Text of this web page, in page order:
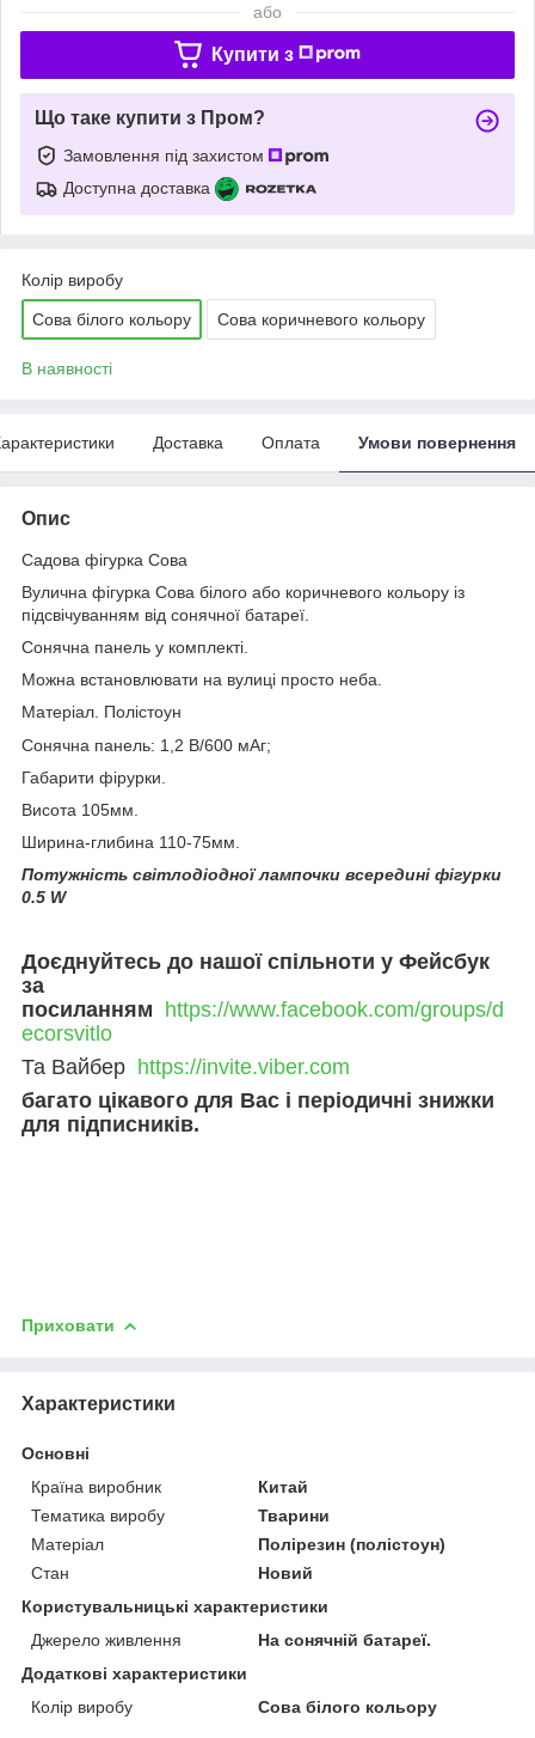
або
Купити з
Що таке купити з Пром?
Замовлення під захистом
Доступна доставка
Колір виробу
Сова білого кольору Сова коричневого кольору
В наявності
Доставка Оплата Умови повернення
Опис
Садова фігурка Сова
Вулична фігурка Сова білого або коричневого кольору із
підсвічуванням від сонячної батареї.
Сонячна панель у комплекті.
Можна встановлювати на вулиці просто неба.
Матеріал. Полістоун
Сонячна панель: 1,2 В/600 мАг;
Габарити фірурки.
Висота 105мм.
Ширина-глибина 110-75мм.
Потужність світлодіодної лампочки всередині фігурки
0.5 W
Доєднуйтесь до нашої спільноти у Фейсбук
за
посиланням https://www.facebook.com/groups/d
ecorsvitlo
Та Вайбер https://invite.viber.com
багато цікавого для Вас і періодичні знижки
для підписників.
Приховати
Характеристики
Основні
Країна виробник
Китай
Тематика виробу
Тварини
Матеріал
Полірезин (полістоун)
Стан
Новий
Користувальницькі характеристики
Джерело живлення
На сонячній батареї.
Додаткові характеристики
Колір виробу
Сова білого кольору